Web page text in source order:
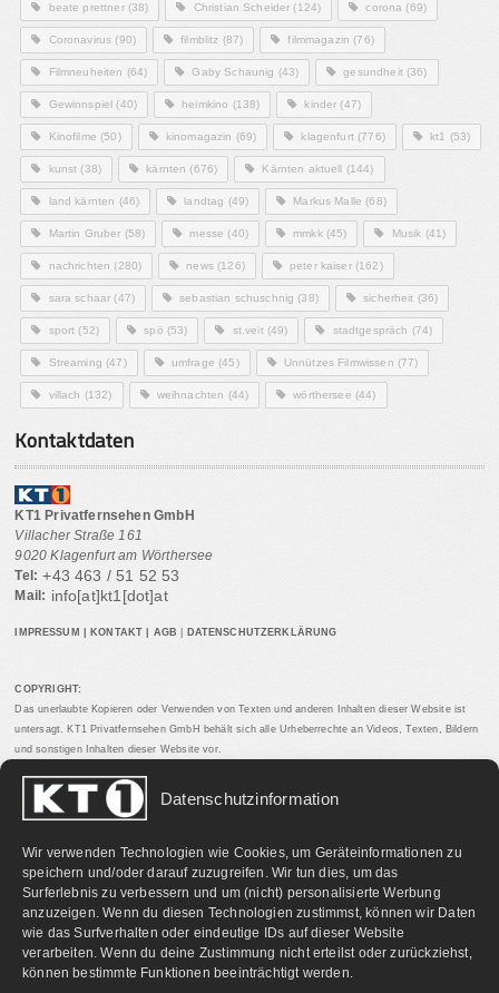
Datenschutzinformation
Wir verwenden Technologien wie Cookies, um Geräteinformationen zu
speichern und/oder darauf zuzugreifen. Wir tun dies, um das
Surferlebnis zu verbessern und um (nicht) personalisierte Werbung
anzuzeigen. Wenn du diesen Technologien zustimmst, können wir Daten
wie das Surfverhalten oder eindeutige IDs auf dieser Website
verarbeiten. Wenn du deine Zustimmung nicht erteilst oder zurückziehst,
können bestimmte Funktionen beeinträchtigt werden.
beate prettner(38) Christian Scheider (124) corona (69)
Coronavirus (90) filmblitz (87) filmmagazin (76)
Filmneuheiten (64) Gaby Schaunig (43) gesundheit(36)
Gewinnspiel (40) heimkino (138) kinder (47)
Kinofilme (50) kinomagazin (69) klagenfurt(776) kt1 (53)
kunst (38) kärnten (676) Kärnten aktuell (144)
land kärnten (46) landtag (49) Markus Malle (68)
Martin Gruber (58) messe (40) mmkk(45) Musik (41)
nachrichten (280) news(126) peter kaiser(162)
sara schaar (47) sebastian schuschnig (38) sicherheit (36)
sport (52) spö (53) st.veit(49) stadtgespräch (74)
Streaming (47) umfrage (45) Unnützes Filmwissen (77)
villach (132) weihnachten (44) wörthersee (44)
Kontaktdaten
KT1 Privatfernsehen GmbH
Villacher Straße 161
9020 Klagenfurt am Wörthersee
Tel: +43 463 / 51 52 53
Mail: info[at]kt1[dot]at
IMPRESSUM KONTAKT AGB DATENSCHUTZERKLÄRUNG
COPYRIGHT:
Das unerlaubte Kopieren oder Verwenden von Texten und anderen Inhalten dieser Website ist
untersagt. KT1 Privatfernsehen GmbH behält sich alle Urheberrechte an Videos, Texten, Bildern
und sonstigen Inhalten dieser Website vor.
PARTNERLINKS: